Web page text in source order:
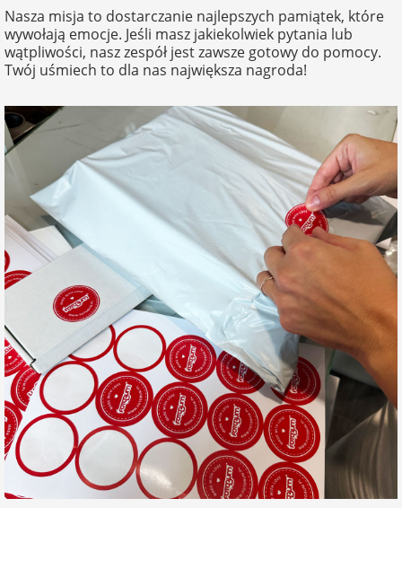
Nasza misja to dostarczanie najlepszych pamiątek, które
wywołają emocje. Jeśli masz jakiekolwiek pytania lub
wątpliwości, nasz zespół jest zawsze gotowy do pomocy.
Twój uśmiech to dla nas największa nagroda!